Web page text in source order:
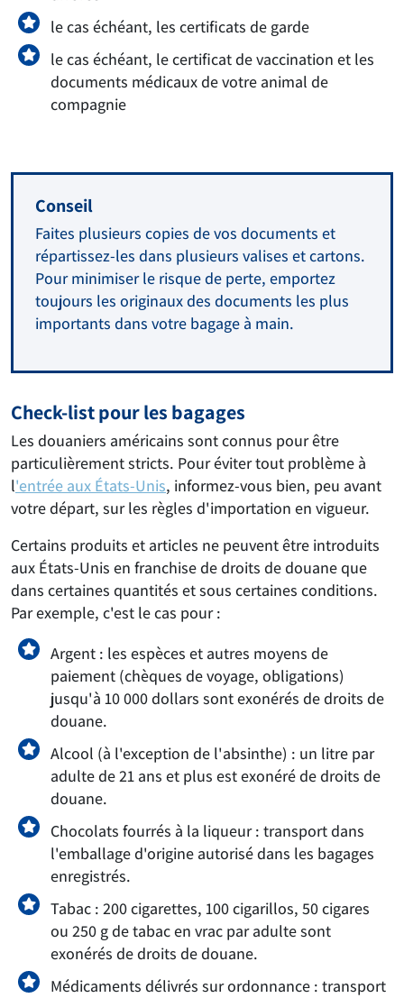
le cas échéant, les certificats de garde
le cas échéant, le certificat de vaccination et les
documents médicaux de votre animal de
compagnie
Conseil
Faites plusieurs copies de vos documents et
répartissez-les dans plusieurs valises et cartons.
Pour minimiser le risque de perte, emportez
toujours les originaux des documents les plus
importants dans votre bagage à main.
Check-list pour les bagages
Les douaniers américains sont connus pour être
particulièrement stricts. Pour éviter tout problème à
l'entrée aux États-Unis, informez-vous bien, peu avant
votre départ, sur les règles d'importation en vigueur.
Certains produits et articles ne peuvent être introduits
aux États-Unis en franchise de droits de douane que
dans certaines quantités et sous certaines conditions.
Par exemple, c'est le cas pour :
Argent : les espèces et autres moyens de
paiement (chèques de voyage, obligations)
jusqu'à 10 000 dollars sont exonérés de droits de
douane.
Alcool (à l'exception de l'absinthe) : un litre par
adulte de 21 ans et plus est exonéré de droits de
douane.
Chocolats fourrés à la liqueur : transport dans
l'emballage d'origine autorisé dans les bagages
enregistrés.
Tabac : 200 cigarettes, 100 cigarillos, 50 cigares
ou 250 g de tabac en vrac par adulte sont
exonérés de droits de douane.
Médicaments délivrés sur ordonnance : transport